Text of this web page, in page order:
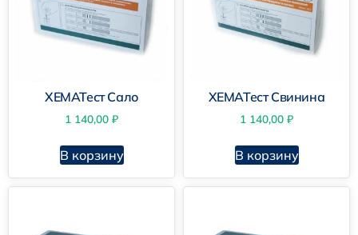
ХЕМАТест Сало
1 140,00 ₽
В корзину
ХЕМАТест Свинина
1 140,00 ₽
В корзину